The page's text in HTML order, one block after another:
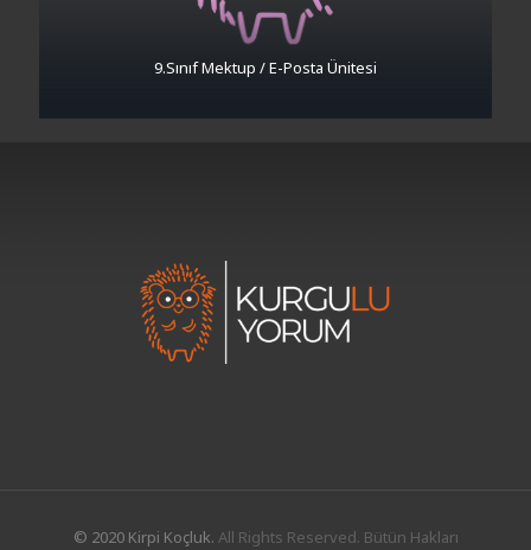
9.Sınıf Mektup / E-Posta Ünitesi
© 2020 Kirpi Koçluk. All Rights Reserved. Bütün Hakları